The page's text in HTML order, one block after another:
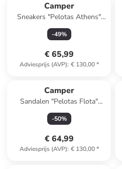
Camper
Sneakers "Pelotas Athens"
lichtroze
-49%
€ 65,99
Adviesprijs (AVP): € 130,00*
Camper
Sandalen "Pelotas Flota"
zwart
-50%
€ 64,99
Adviesprijs (AVP): € 130,00*